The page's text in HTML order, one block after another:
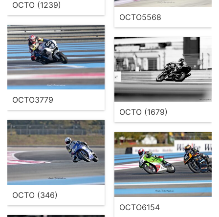
OCTO (1239)
OCTO5568
OCTO3779
OCTO (1679)
OCTO (346)
OCTO6154